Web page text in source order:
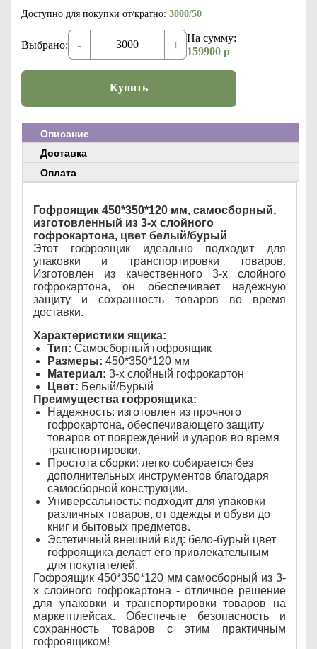
Доступно для покупки от/кратно: 3000/50
Выбрано: - +
На сумму:
159900 р
Купить
Описание
Доставка
Оплата
Гофроящик 450*350*120 мм, самосборный,
изготовленный из 3-х слойного
гофрокартона, цвет белый/бурый
Этот гофроящик идеально подходит для
упаковки и транспортировки товаров.
Изготовлен из качественного 3-х слойного
гофрокартона, он обеспечивает надежную
защиту и сохранность товаров во время
доставки.
Характеристики ящика:
Тип: Самосборный гофроящик
Размеры: 450*350*120 мм
Материал: 3-х слойный гофрокартон
Цвет: Белый/Бурый
Преимущества гофроящика:
Надежность: изготовлен из прочного
гофрокартона, обеспечивающего защиту
товаров от повреждений и ударов во время
транспортировки.
Простота сборки: легко собирается без
дополнительных инструментов благодаря
самосборной конструкции.
Универсальность: подходит для упаковки
различных товаров, от одежды и обуви до
книг и бытовых предметов.
Эстетичный внешний вид: бело-бурый цвет
гофроящика делает его привлекательным
для покупателей.
Гофроящик 450*350*120 мм самосборный из 3-
х слойного гофрокартона - отличное решение
для упаковки и транспортировки товаров на
маркетплейсах. Обеспечьте безопасность и
сохранность товаров с этим практичным
гофроящиком!